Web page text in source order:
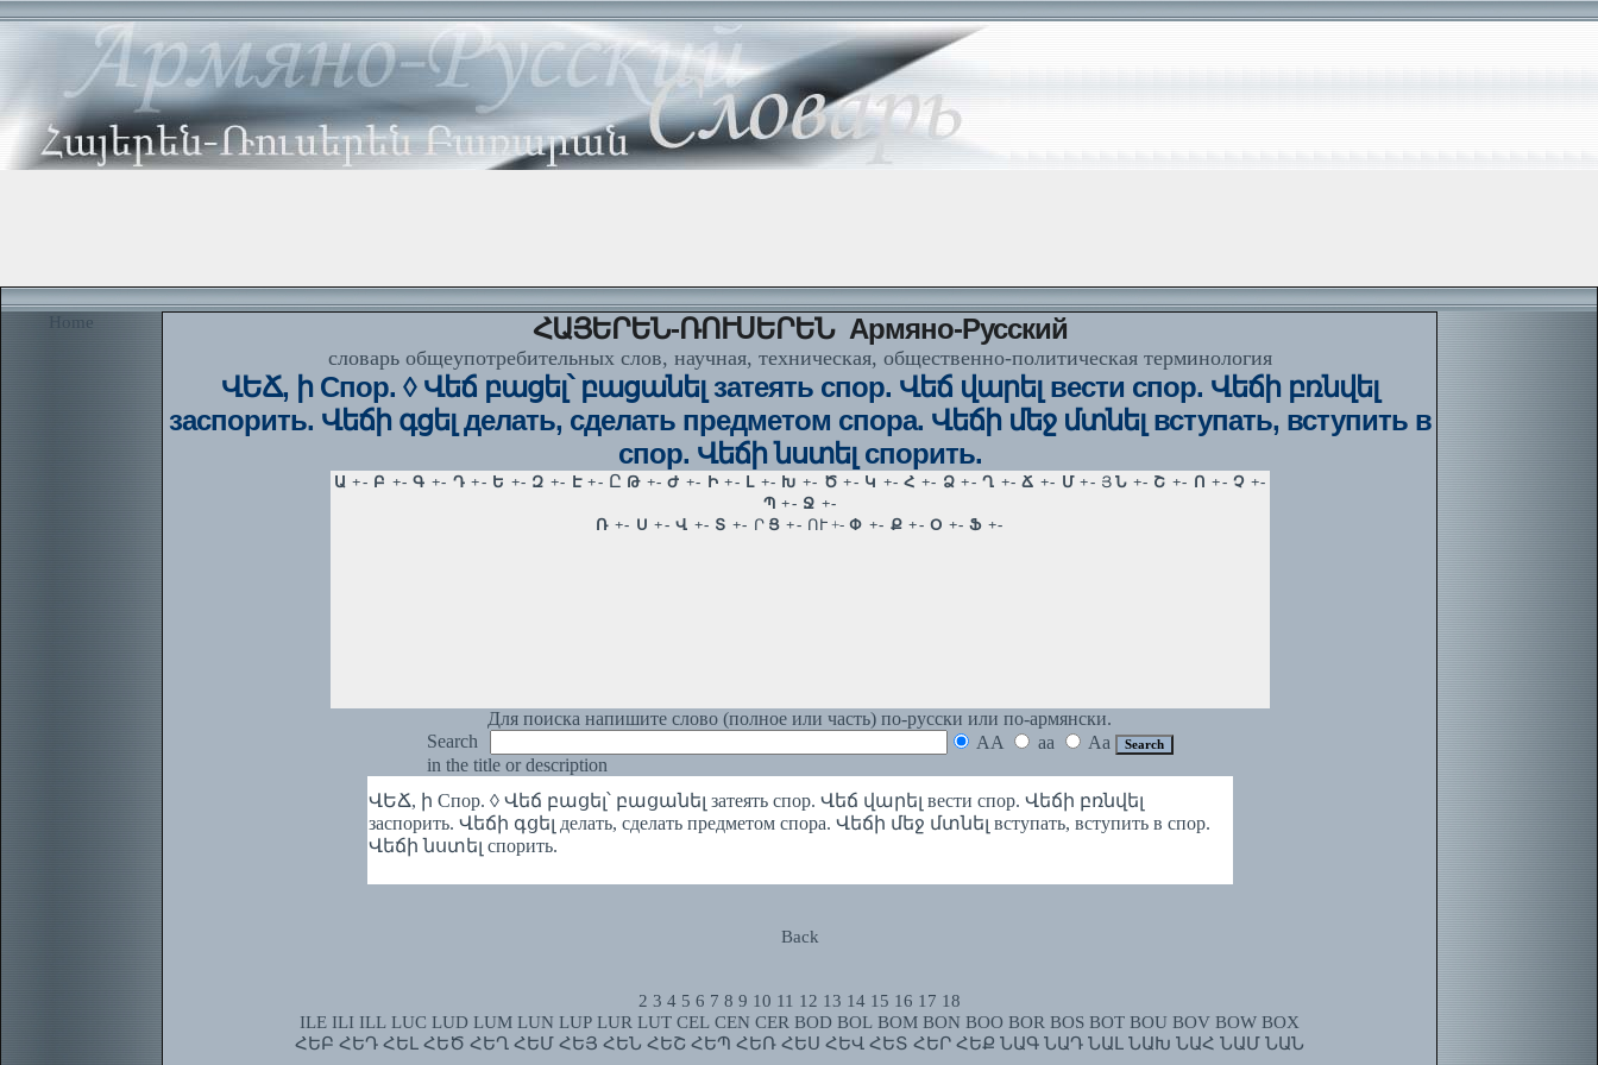
Home ՀԱՅԵՐԵՆ-ՌՈՒՍԵՐԵՆ Армяно-Русский
словарь общеупотребительных слов, научная, техническая, общественно-политическая терминология
ՎԵՃ, ի Спор. ◊ Վեճ բացել՝ բացանել затеять спор. Վեճ վարել вести спор. Վեճի բռնվել
заспорить. Վեճի գցել делать, сделать предметом спора. Վեճի մեջ մտնել вступать, вступить в
спор. Վեճի նստել спорить.
Для поиска напишите слово (полное или часть) по-русски или по-армянски.
Search
AA aa
Aa
in the title or description
ՎԵՃ, ի Спор. ◊ Վեճ բացել՝ բացանել затеять спор. Վեճ վարել вести спор. Վեճի բռնվել
заспорить. Վեճի գցել делать, сделать предметом спора. Վեճի մեջ մտնել вступать, вступить в спор.
Վեճի նստել спорить.
Back
2 3 4 5 6 7 8 9 10 11 12 13 14 15 16 17 18
ILE ILI ILL LUC LUD LUM LUN LUP LUR LUT CEL CEN CER BOD BOL BOM BON BOO BOR BOS BOT BOU BOV BOW BOX
ՀԵԲ ՀԵԴ ՀԵԼ ՀԵԾ ՀԵՂ ՀԵՄ ՀԵՅ ՀԵՆ ՀԵՇ ՀԵՊ ՀԵՌ ՀԵՍ ՀԵՎ ՀԵՏ ՀԵՐ ՀԵՔ ՆԱԳ ՆԱԴ ՆԱԼ ՆԱԽ ՆԱՀ ՆԱՄ ՆԱՆ